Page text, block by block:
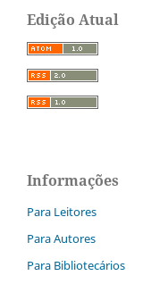
Edição Atual
Informações
Para Leitores
Para Autores
Para Bibliotecários